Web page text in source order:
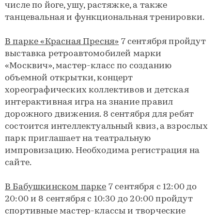
числе по йоге, ушу, растяжке, а также
танцевальная и функциональная тренировки.
В парке «Красная Пресня» 7 сентября пройдут
выставка ретроавтомобилей марки
«Москвич», мастер-класс по созданию
объемной открытки, концерт
хореографических коллективов и детская
интерактивная игра на знание правил
дорожного движения. 8 сентября для ребят
состоится интеллектуальный квиз, а взрослых
парк приглашает на театральную
импровизацию. Необходима регистрация на
сайте.
В Бабушкинском парке 7 сентября с 12:00 до
20:00 и 8 сентября с 10:30 до 20:00 пройдут
спортивные мастер-классы и творческие